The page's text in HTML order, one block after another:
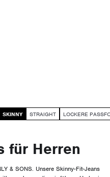
SKINNY STRAIGHT LOCKERE
für Herren
& SONS. Unsere Skinny-Fit-Jeans